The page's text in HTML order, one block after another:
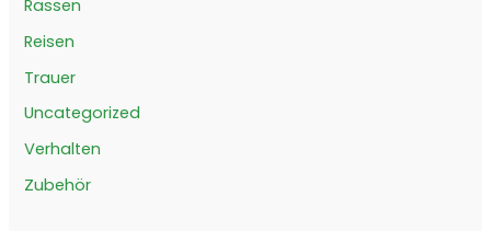
Rassen
Reisen
Trauer
Uncategorized
Verhalten
Zubehör